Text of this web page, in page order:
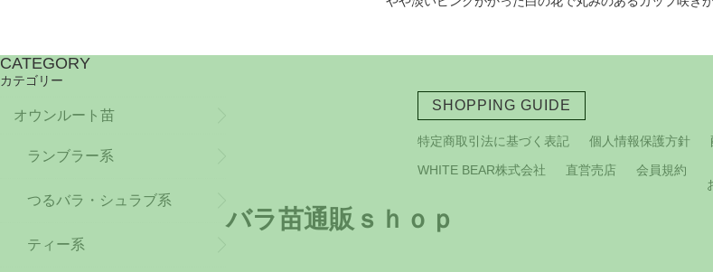
CATEGORY
カテゴリー
オウンルート苗
ランブラー系
つるバラ・シュラブ系
ティー系
SHOPPING GUIDE
特定商取引法に基づく表記 個人情報保護方針
WHITE BEAR株式会社
直営売店
会員規約
バラ苗通販ｓｈｏｐ